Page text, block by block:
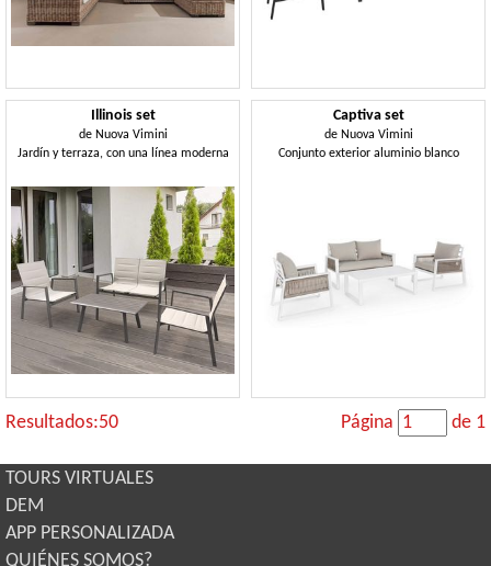
Illinois set
de Nuova Vimini
Jardín y terraza, con una línea moderna
Captiva set
de Nuova Vimini
Conjunto exterior aluminio blanco
Resultados:50 Página de 1
TOURS VIRTUALES
DEM
APP PERSONALIZADA
QUIÉNES SOMOS?